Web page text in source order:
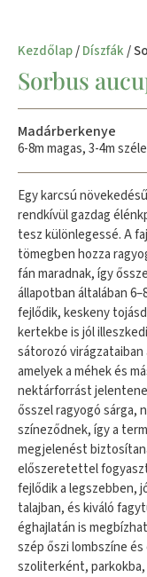
Kezdőlap/Díszfák/
Sorbus
Madárberkenye
6-8m magas, 3-4m
Egy karcsú
rendkívül gazdag
tesz különlegessé. A
tömegben hozza
fán maradnak, így
állapotban általában
fejlődik, keskeny
kertekbe is jól
sátorozó
amelyek a méhek és
nektárforrást
ősszel ragyogó sárga,
színeződnek, így a
megjelenést
előszeretettel
fejlődik a legszebben,
talajban, és kiváló
éghajlatán is
szép őszi lombszíne
szoliterként,